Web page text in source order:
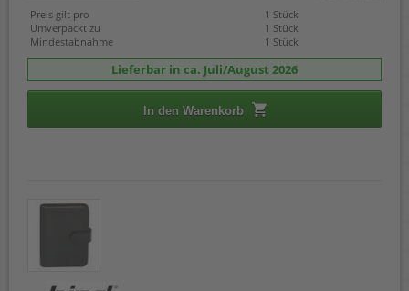
Preis gilt pro
1 Stück
Umverpackt zu
1 Stück
Mindestabnahme
1 Stück
Lieferbar in ca. Juli/August 2026
In den Warenkorb